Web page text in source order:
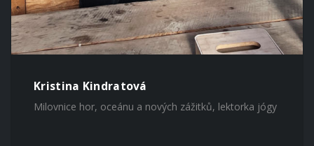
Kristina Kindratová
Milovnice hor, oceánu a nových zážitků, lektorka jógy